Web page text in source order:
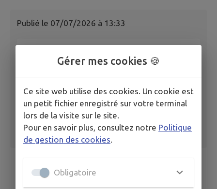
Publié le 07/07/2026 à 13:33
Gérer mes cookies 🍪
Ce site web utilise des cookies. Un cookie est
un petit fichier enregistré sur votre terminal
lors de la visite sur le site.
Pour en savoir plus, consultez notre Politique
de gestion des cookies
Obligatoire